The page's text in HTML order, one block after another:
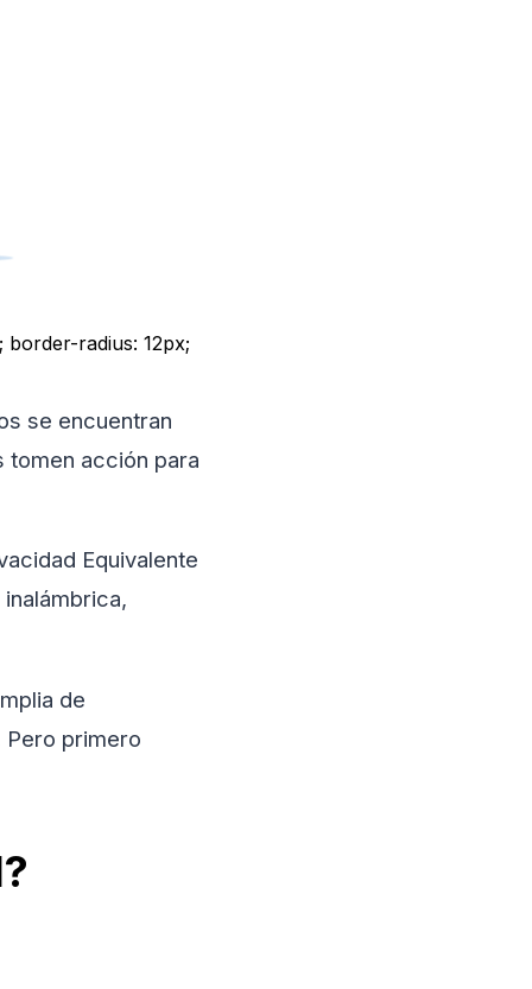
border-radius: 12px;
se encuentran
tomen acción para
Equivalente
de
Pero primero